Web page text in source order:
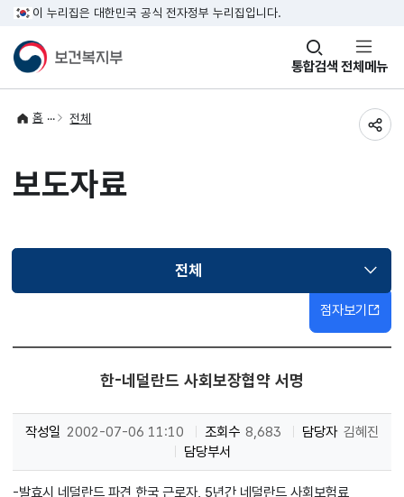
이 누리집은 대한민국 공식 전자정부 누리집입니다.
통합검색
창
열기 전체메뉴
홈 전체
보도자료
전체선택됨
점자보기
한-네덜란드 사회보장협약 서명
작성일 2002-07-06 11:10 조회수 8,683 담당자 김혜진
담당부서
-발효시 네덜란드 파견 한국 근로자, 5년간 네덜란드 사회보험료